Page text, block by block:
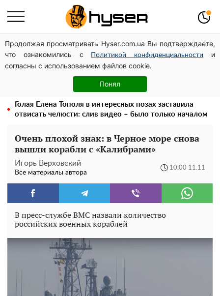
Продолжая просматривать Hyser.com.ua Вы подтверждаете,
что ознакомились с
Политикой конфиденциальности
и
согласны с использованием файлов cookie.
Понял
Может ли Почтовая площадь стать главной точкой
входа в исторический Киев
Дроны с наценкой: Александр Конотопский вывел
миллионы оборонного бюджета через фиктивную
фирму в Эстонии
Голая Елена Тополя в интересных позах заставила
отвисать челюсти: слив видео – было только началом
Очень плохой знак: в Черное море снова
вышли корабли с «Калибрами»
Игорь Верховский
Все материалы автора
10:00 11.11
В пресс-службе ВМС назвали количество
российских военных кораблей